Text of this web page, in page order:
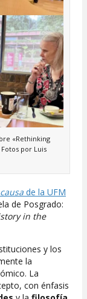
«Rethinking
por Luis
de la UFM
de Posgrado:
in the
y los
la
La
con énfasis